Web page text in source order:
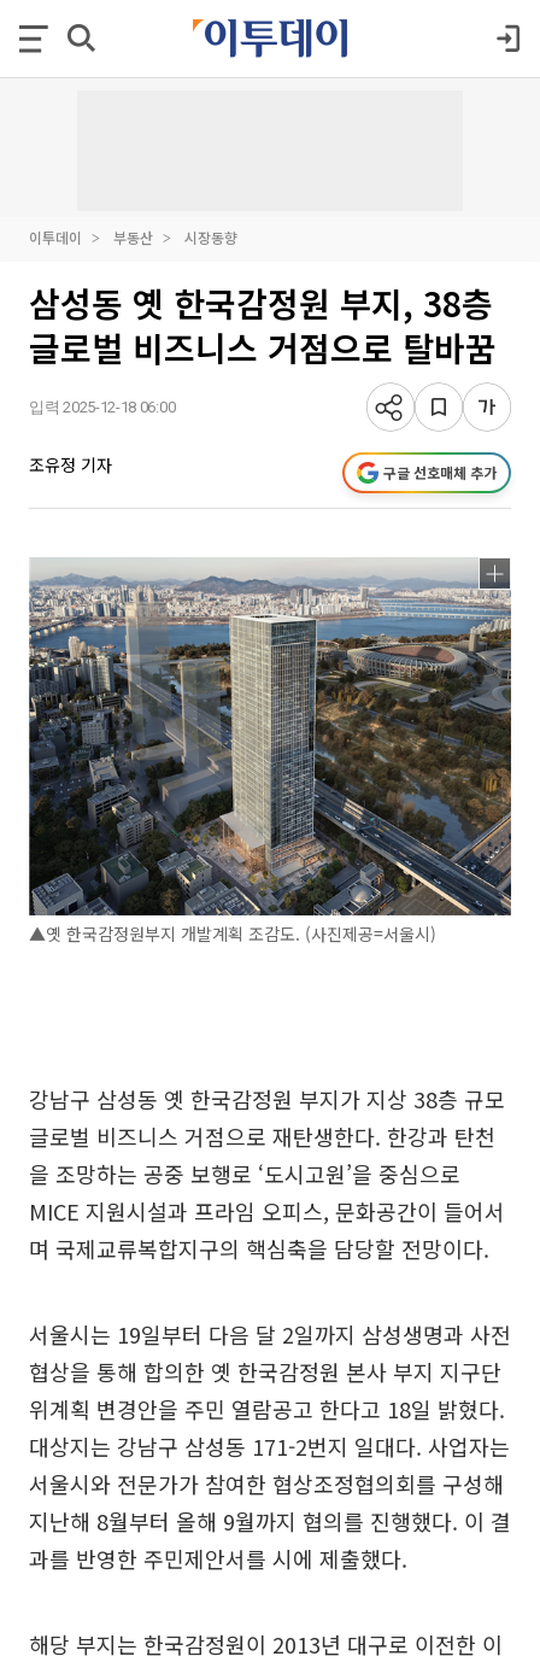
이투데이 부동산 시장동향
삼성동 옛 한국감정원 부지, 38층
글로벌 비즈니스 거점으로 탈바꿈
입력 2025-12-18 06:00
조유정 기자 구글 선호매체 추가
▲옛 한국감정원부지 개발계획 조감도. (사진제공=서울시)
강남구 삼성동 옛 한국감정원 부지가 지상 38층 규모
글로벌 비즈니스 거점으로 재탄생한다. 한강과 탄천
을 조망하는 공중 보행로 ‘도시고원’을 중심으로
MICE 지원시설과 프라임 오피스, 문화공간이 들어서
며 국제교류복합지구의 핵심축을 담당할 전망이다.
서울시는 19일부터 다음 달 2일까지 삼성생명과 사전
협상을 통해 합의한 옛 한국감정원 본사 부지 지구단
위계획 변경안을 주민 열람공고 한다고 18일 밝혔다.
대상지는 강남구 삼성동 171-2번지 일대다. 사업자는
서울시와 전문가가 참여한 협상조정협의회를 구성해
지난해 8월부터 올해 9월까지 협의를 진행했다. 이 결
과를 반영한 주민제안서를 시에 제출했다.
해당 부지는 한국감정원이 2013년 대구로 이전한 이